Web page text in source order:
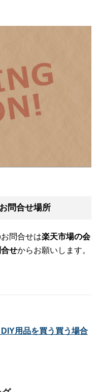
問合せ場所
問合せは楽天市場の会
せからお願いします。
用品を買う買う場合